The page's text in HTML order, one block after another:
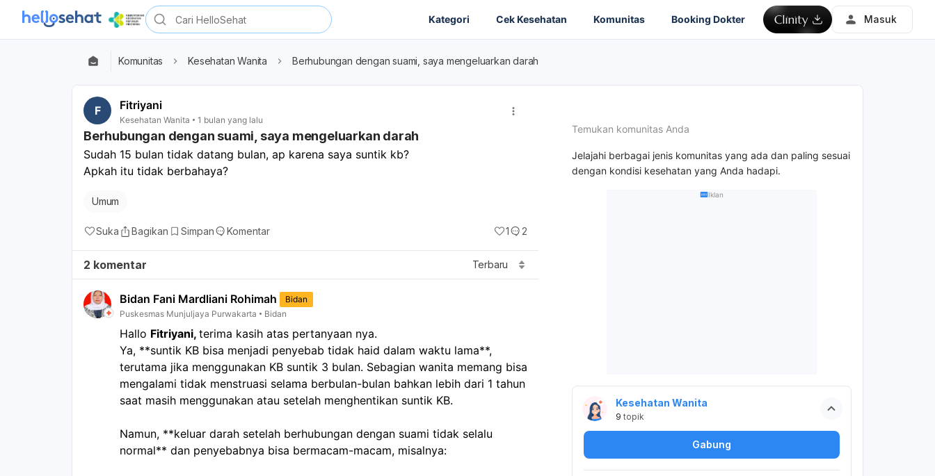
Kategori Cek Kesehatan Komunitas Booking Dokter Masuk
Komunitas Kesehatan Wanita Berhubungan dengan suami, saya mengeluarkan darah
F Fitriyani
Kesehatan Wanita 1 bulan yang lalu
Berhubungan dengan suami, saya mengeluarkan darah
Sudah 15 bulan tidak datang bulan, ap karena saya suntik kb?
Apkah itu tidak berbahaya?
Umum
Suka Bagikan Simpan Komentar 1 2
2 komentar Terbaru
Bidan Fani Mardliani Rohimah
Bidan
Puskesmas Munjuljaya Purwakarta
Bidan
Hallo Fitriyani, terima kasih atas pertanyaan nya.
Ya, **suntik KB bisa menjadi penyebab tidak haid dalam waktu lama**,
terutama jika menggunakan KB suntik 3 bulan. Sebagian wanita memang bisa
mengalami tidak menstruasi selama berbulan-bulan bahkan lebih dari 1 tahun
saat masih menggunakan atau setelah menghentikan suntik KB.
Namun, **keluar darah setelah berhubungan dengan suami tidak selalu
normal** dan penyebabnya bisa bermacam-macam, misalnya:
Temukan komunitas Anda
Jelajahi berbagai jenis komunitas yang ada dan paling sesuai
dengan kondisi kesehatan yang Anda hadapi.
Iklan
Kesehatan Wanita
9 topik
Gabung